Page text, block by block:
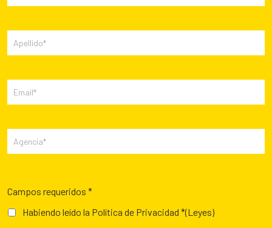
Campos requeridos *
Habiendo leído la Política de Privacidad *(Leyes)